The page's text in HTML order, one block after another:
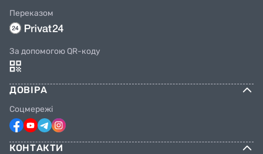
Переказом
За допомогою QR-коду
ДОВІРА
Соцмережі
КОНТАКТИ